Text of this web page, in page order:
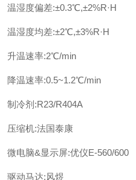
温湿度偏差:±0.3℃,±2%R·H
温湿度均差:±2℃,±3%R·H
升温速率:2℃/min
降温速率:0.5~1.2℃/min
制冷剂:R23/R404A
压缩机:法国泰康
微电脑&显示屏:优仪E-560/600
驱动马达:风煜